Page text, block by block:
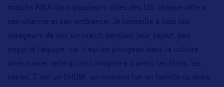
matchs NBA dans plusieurs villes des US, chaque ville a
son charme et son ambiance. Je conseille à tous les
voyageurs de voir un match pendant leur séjour, peu
importe l’équipe, car c’est un plongeon dans la culture
américaine, telle qu’on l’imagine à travers les films, les
séries. C’est un SHOW, un moment fun en famille ou entre